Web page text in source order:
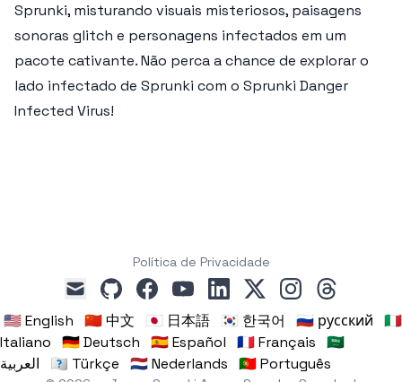
Sprunki, misturando visuais misteriosos, paisagens
sonoras glitch e personagens infectados em um
pacote cativante. Não perca a chance de explorar o
lado infectado de Sprunki com o Sprunki Danger
Infected Virus!
Política de Privacidade
mail
githubfacebookyoutubelinkedin
x instagramthreads
🇺🇸 English 🇨🇳 中文 🇯🇵 日本語 🇰🇷 한국어 🇷🇺 русский
🇮🇹
Italiano
🇩🇪 Deutsch 🇪🇸 Español 🇫🇷 Français
🇸🇦
العربية
🇹🇷 Türkçe 🇳🇱 Nederlands 🇵🇹 Português